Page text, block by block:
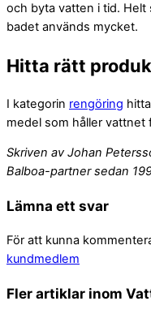
och byta vatten i tid. Helt
badet används mycket.
Hitta rätt
I kategorin rengöring
medel som håller vattnet
Skriven av Johan
Balboa-partner sedan
Lämna ett svar
För att kunna
kundmedlem
Fler artiklar inom